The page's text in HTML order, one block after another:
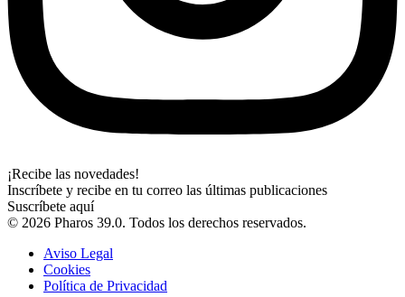
¡Recibe las novedades!
Inscríbete y recibe en tu correo las últimas publicaciones
Suscríbete aquí
© 2026 Pharos 39.0. Todos los derechos reservados.
Aviso Legal
Cookies
Política de Privacidad